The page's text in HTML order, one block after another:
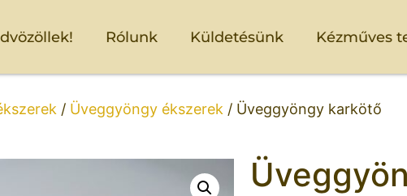
Rólunk Küldetésünk Kézműves
/ Üveggyöngy ékszerek / Üveggyöngy karkötő